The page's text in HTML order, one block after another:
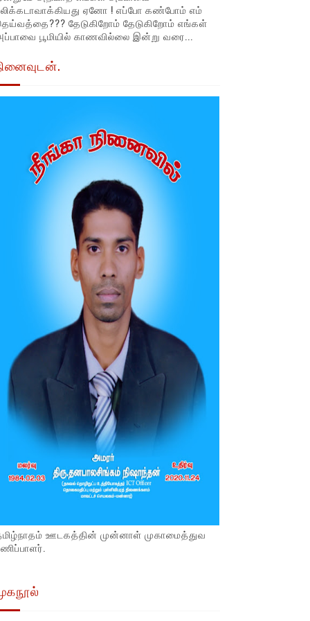
ஏனோ ! எப்போ கண்போம் எம்
தேடுகிறோம் தேடுகிறோம் எங்கள்
பூமியில் காணவில்லை இன்று வரை...
ஊடகத்தின் முன்னாள் முகாமைத்துவ